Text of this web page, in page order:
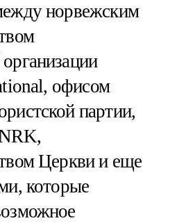
норвежским
офисом
партии,
Церкви и еще
которые